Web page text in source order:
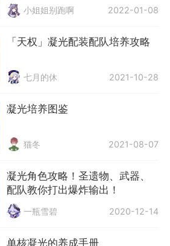
小姐姐别跑啊 2022-01-08
「天权」凝光配装配队培养攻略
七月的休 2021-10-28
凝光培养图鉴
猫冬 2021-08-07
凝光角色攻略！圣遗物、武器、
配队教你打出爆炸输出！
一瓶雪碧 2020-12-14
单核凝光的养成手册